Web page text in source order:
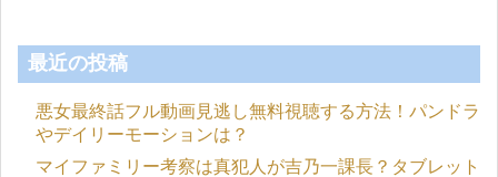
最近の投稿
悪女最終話フル動画見逃し無料視聴する方法！パンドラ
やデイリーモーションは？
マイファミリー考察は真犯人が吉乃一課長？タブレット